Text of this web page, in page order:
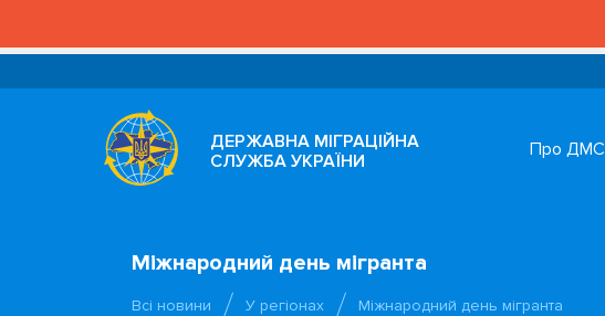
ДЕРЖАВНА МІГРАЦІЙНА
СЛУЖБА УКРАЇНИ
Про ДМС
Міжнародний день мігранта
Всі новини У регіонах Міжнародний день мігранта